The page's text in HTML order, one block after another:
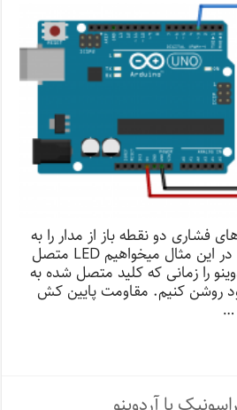
فشاری دو نقطه باز از مدار را به
یکدیگر متصل می کنند. در این مثال میخواهیم LED متصل
پایه شماره 2 آردوینو را زمانی که کلید متصل شده به
شود روشن کنیم. مقاومت پایین کش